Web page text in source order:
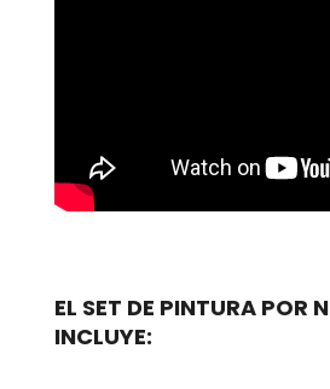
EL SET DE PINTURA POR
INCLUYE: